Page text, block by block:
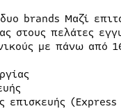
brands Μαζί
στους πελάτες
με πάνω από
επισκευής (Express